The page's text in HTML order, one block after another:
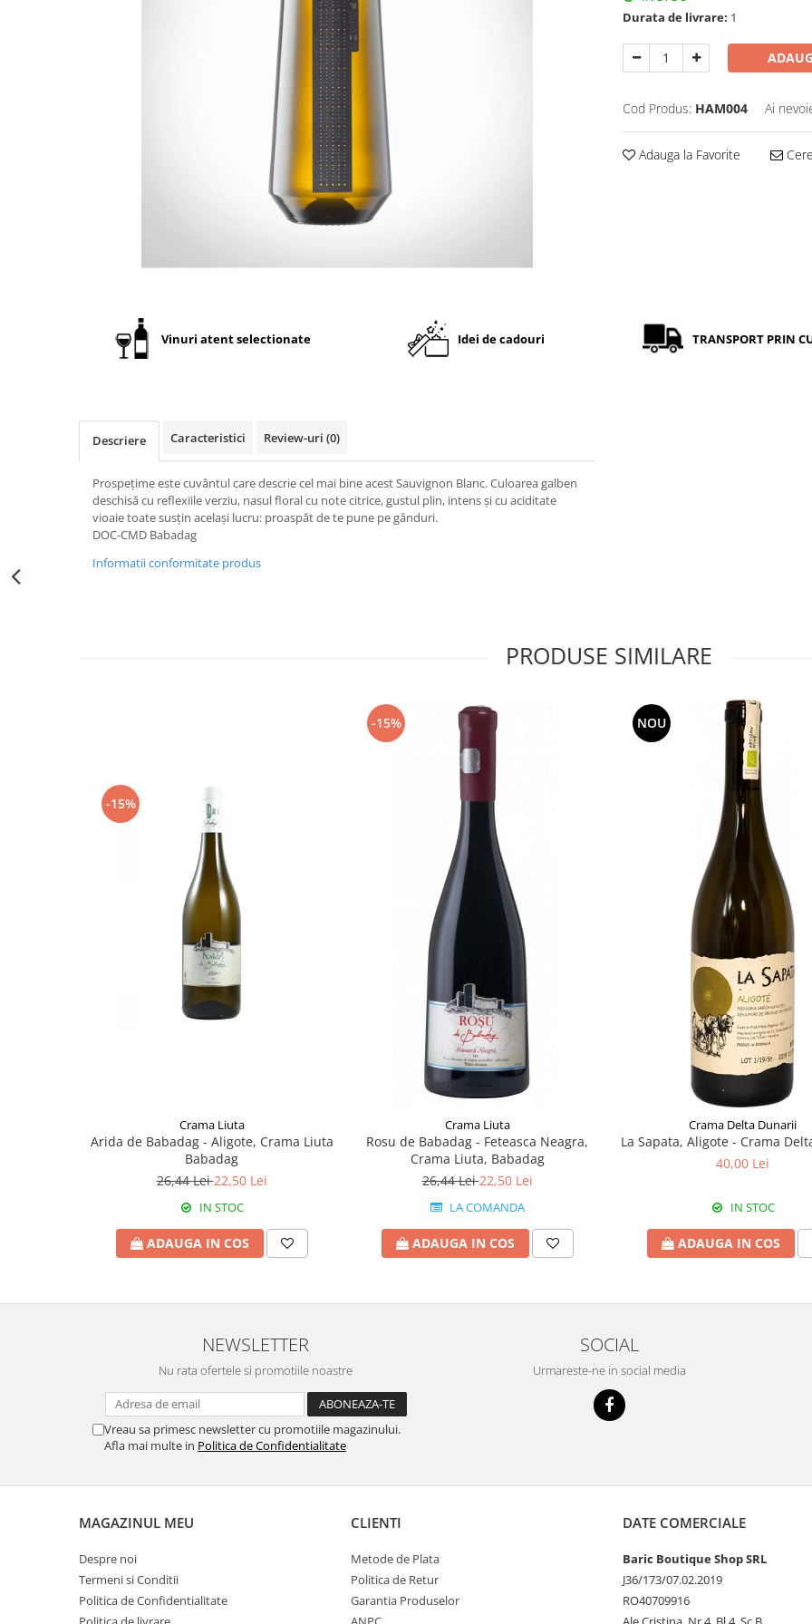
Durata de livrare: 1
Cod Produs: HAM004 Ai
Adauga la Favorite
Vinuri atent selectionate Idei de cadouri TRANSPORT PRIN
Descriere Caracteristici Review-uri (0)
Prospețime este cuvântul care descrie cel mai bine acest Sauvignon Blanc. Culoarea galben
deschisă cu reflexiile verziu, nasul floral cu note citrice, gustul plin, intens și cu aciditate
vioaie toate susțin același lucru: proaspăt de te pune pe gânduri.
DOC-CMD Babadag
Informatii conformitate produs
PRODUSE SIMILARE
-15%
Crama Liuta
Arida de Babadag - Aligote, Crama Liuta
Babadag
26,44 Lei22,50 Lei
IN STOC
ADAUGA IN COS
-15%
Crama Liuta
Rosu de Babadag - Feteasca Neagra,
Crama Liuta, Babadag
26,44 Lei22,50 Lei
LA COMANDA
ADAUGA IN COS
NOU
Crama Delta Dunarii
La Sapata, Aligote - Crama
40,00 Lei
IN STOC
ADAUGA IN COS
NEWSLETTER
Nu rata ofertele si promotiile noastre
Vreau sa primesc newsletter cu promotiile magazinului.
Afla mai multe in Politica de Confidentialitate
SOCIAL
Urmareste-ne in social media
MAGAZINUL MEU
Despre noi
Termeni si Conditii
Politica de Confidentialitate
CLIENTI
Metode de Plata
Politica de Retur
Garantia Produselor
DATE COMERCIALE
Baric Boutique Shop SRL
J36/173/07.02.2019
RO40709916